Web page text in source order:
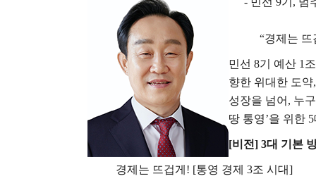
“경제는 뜨
민선 8기 예산 1
향한 위대한 도약
성장을 넘어 , 누
땅 통영’을 위한 5
[비전] 3대 기본
경제는 뜨겁게 ! [통영 경제 3조 시대]